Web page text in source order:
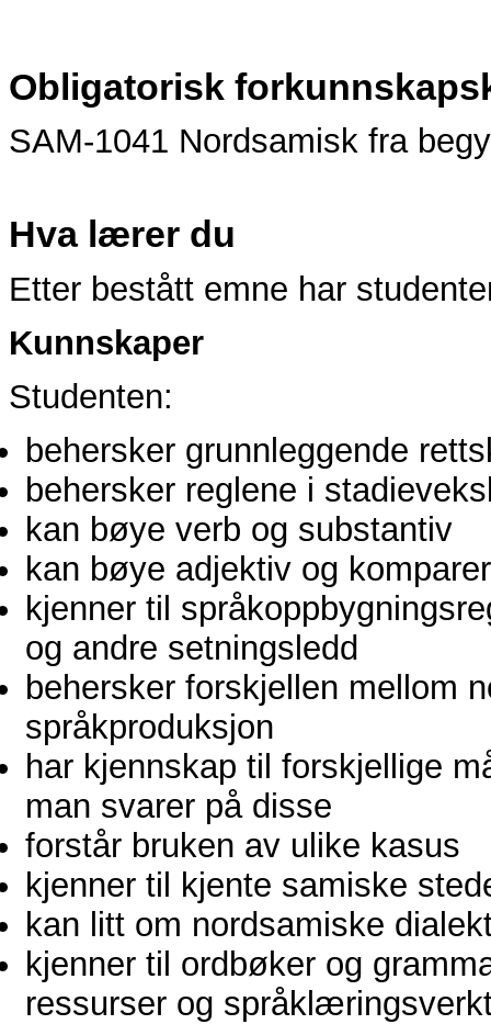
Obligatorisk
SAM-1041 Nordsamisk fra
Hva lærer du
Etter bestått emne har
Kunnskaper
Studenten:
behersker grunnleggende
behersker reglene i
kan bøye verb og substantiv
kan bøye adjektiv og
kjenner til
og andre setningsledd
behersker forskjellen mellom
språkproduksjon
har kjennskap til forskjellige
man svarer på disse
forstår bruken av ulike kasus
kjenner til kjente samiske
kan litt om nordsamiske
kjenner til ordbøker og
ressurser og